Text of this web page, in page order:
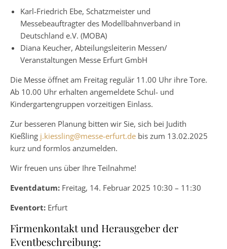
Karl-Friedrich Ebe, Schatzmeister und
Messebeauftragter des Modellbahnverband in
Deutschland e.V. (MOBA)
Diana Keucher, Abteilungsleiterin Messen/
Veranstaltungen Messe Erfurt GmbH
Die Messe öffnet am Freitag regulär 11.00 Uhr ihre Tore.
Ab 10.00 Uhr erhalten angemeldete Schul- und
Kindergartengruppen vorzeitigen Einlass.
Zur besseren Planung bitten wir Sie, sich bei Judith
Kießling j.kiessling@messe-erfurt.de bis zum 13.02.2025
kurz und formlos anzumelden.
Wir freuen uns über Ihre Teilnahme!
Eventdatum: Freitag, 14. Februar 2025 10:30 – 11:30
Eventort: Erfurt
Firmenkontakt und Herausgeber der
Eventbeschreibung: